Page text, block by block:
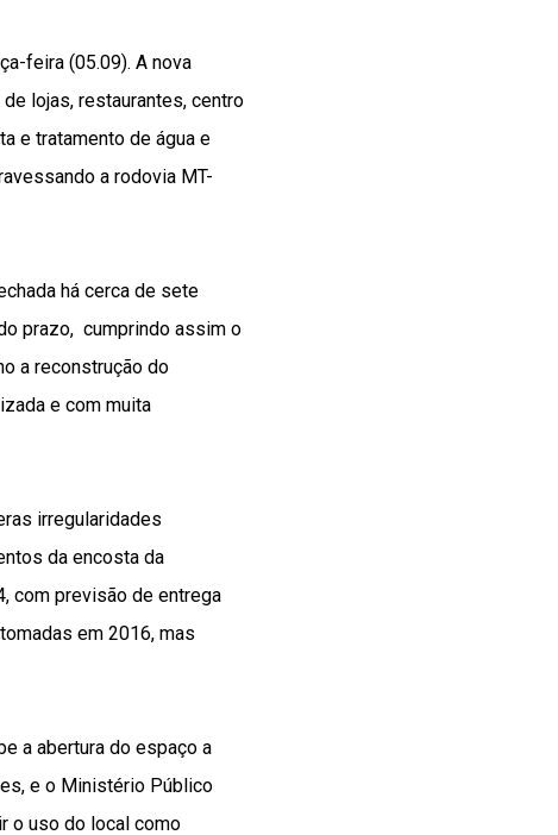
feira (05.09). A nova
lojas, restaurantes, centro
e tratamento de água e
a rodovia MT-
há cerca de sete
prazo, cumprindo assim o
a reconstrução do
e com muita
irregularidades
da encosta da
com previsão de entrega
em 2016, mas
a abertura do espaço a
e o Ministério Público
o uso do local como